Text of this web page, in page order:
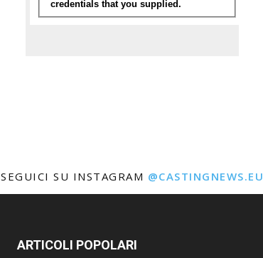
SEGUICI SU INSTAGRAM @CASTINGNEWS.EU
ARTICOLI POPOLARI